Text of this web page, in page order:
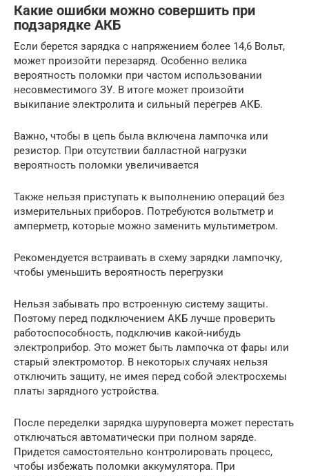
Какие ошибки можно совершить при
подзарядке АКБ
Если берется зарядка с напряжением более 14,6 Вольт,
может произойти перезаряд. Особенно велика
вероятность поломки при частом использовании
несовместимого ЗУ. В итоге может произойти
выкипание электролита и сильный перегрев АКБ.
Важно, чтобы в цепь была включена лампочка или
резистор. При отсутствии балластной нагрузки
вероятность поломки увеличивается
Также нельзя приступать к выполнению операций без
измерительных приборов. Потребуются вольтметр и
амперметр, которые можно заменить мультиметром.
Рекомендуется встраивать в схему зарядки лампочку,
чтобы уменьшить вероятность перегрузки
Нельзя забывать про встроенную систему защиты.
Поэтому перед подключением АКБ лучше проверить
работоспособность, подключив какой-нибудь
электроприбор. Это может быть лампочка от фары или
старый электромотор. В некоторых случаях нельзя
отключить защиту, не имея перед собой электросхемы
платы зарядного устройства.
После переделки зарядка шуруповерта может перестать
отключаться автоматически при полном заряде.
Придется самостоятельно контролировать процесс,
чтобы избежать поломки аккумулятора. При